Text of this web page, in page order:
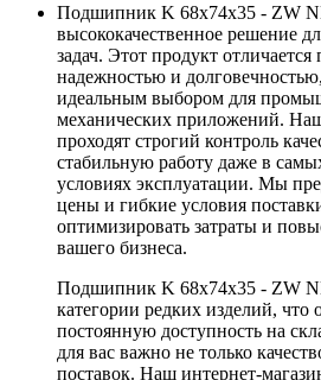
Подшипник K 68x74x35 - ZW
высококачественное решение
задач. Этот продукт отличается
надежностью и
идеальным выбором для
механических приложений.
проходят строгий контроль
стабильную работу даже в
условиях эксплуатации. Мы
цены и гибкие условия
оптимизировать затраты и
вашего бизнеса.
Подшипник K 68x74x35 - ZW
категории редких изделий, что
постоянную доступность на
для вас важно не только
поставок. Наш интернет-